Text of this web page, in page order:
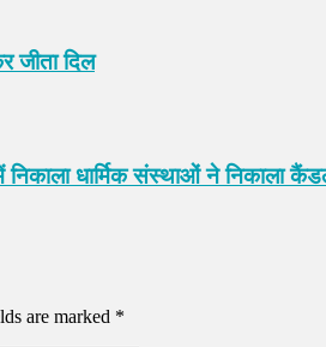
जीता दिल
धार्मिक संस्थाओं ने निकाला
are marked *